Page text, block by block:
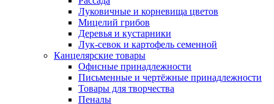
Луковичные и корневища цветов
Мицелий грибов
Деревья и кустарники
Лук-севок и картофель семенной
Канцелярские товары
Офисные принадлежности
Письменные и чертёжные принадлежности
Товары для творчества
Пеналы